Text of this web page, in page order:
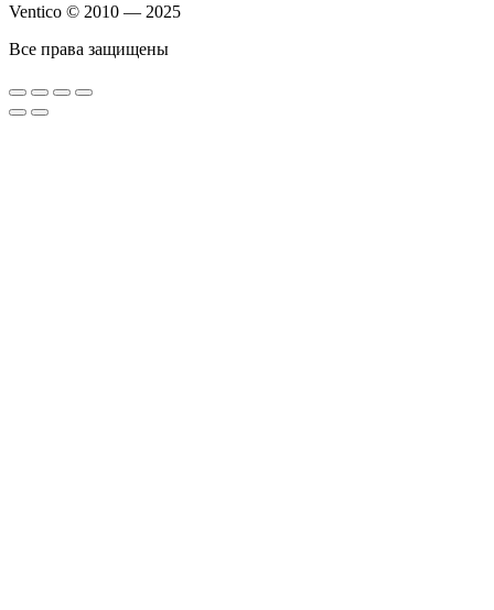
Ventico © 2010 — 2025
Все права защищены